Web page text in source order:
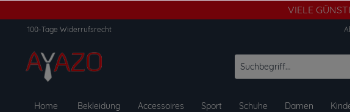
VIELE
100-Tage Widerrufsrecht
Home Bekleidung Accessoires Sport Schuhe Damen